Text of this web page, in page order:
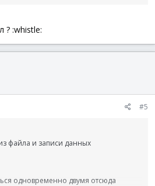
? :whistle:
#5
файла и записи данных
одновременно двумя отсюда